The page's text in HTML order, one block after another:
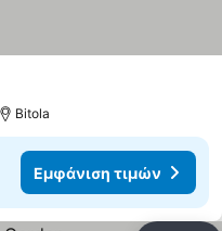
Bitola
Εμφάνιση τιμών